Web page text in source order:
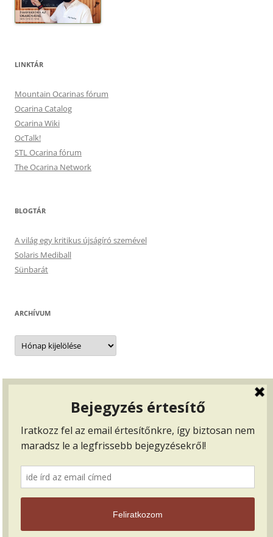
LINKTÁR
Mountain Ocarinas fórum
Ocarina Catalog
Ocarina Wiki
OcTalk!
STL Ocarina fórum
The Ocarina Network
BLOGTÁR
A világ egy kritikus újságíró szemével
Solaris Mediball
Sünbarát
ARCHÍVUM
Archívum
Bejegyzések hírcsatorna
Hozzászólások hírcsatorna
WordPress Magyarország